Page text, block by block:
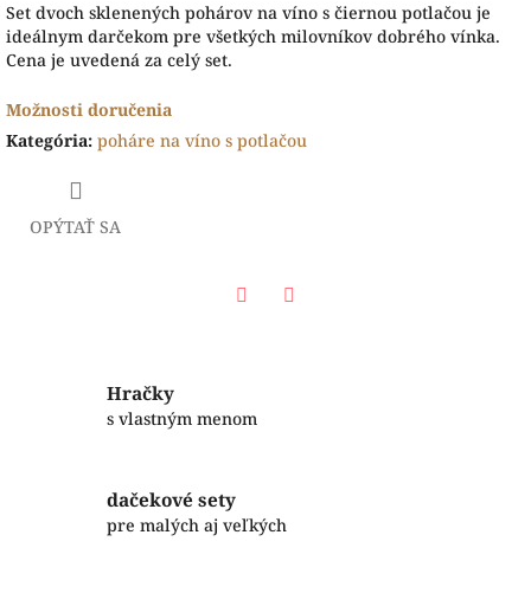
Set dvoch sklenených pohárov na víno s čiernou potlačou je
ideálnym darčekom pre všetkých milovníkov dobrého vínka.
Cena je uvedená za celý set.
Možnosti doručenia
Kategória: poháre na víno s potlačou
OPÝTAŤ SA
Hračky
s vlastným menom
dačekové sety
pre malých aj veľkých